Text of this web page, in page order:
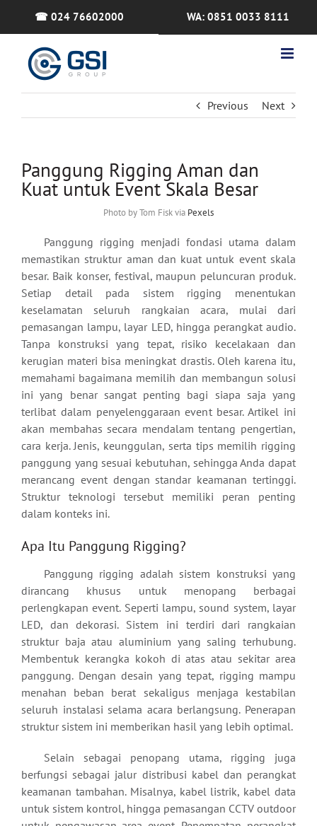
☎ 024 76602000 WA: 0851 0033 8111
Previous Next
Panggung Rigging Aman dan
Kuat untuk Event Skala Besar
Photo by Tom Fisk via Pexels
Panggung rigging menjadi fondasi utama dalam
memastikan struktur aman dan kuat untuk event skala
besar. Baik konser, festival, maupun peluncuran produk.
Setiap detail pada sistem rigging menentukan
keselamatan seluruh rangkaian acara, mulai dari
pemasangan lampu, layar LED, hingga perangkat audio.
Tanpa konstruksi yang tepat, risiko kecelakaan dan
kerugian materi bisa meningkat drastis. Oleh karena itu,
memahami bagaimana memilih dan membangun solusi
ini yang benar sangat penting bagi siapa saja yang
terlibat dalam penyelenggaraan event besar. Artikel ini
akan membahas secara mendalam tentang pengertian,
cara kerja. Jenis, keunggulan, serta tips memilih rigging
panggung yang sesuai kebutuhan, sehingga Anda dapat
merancang event dengan standar keamanan tertinggi.
Struktur teknologi tersebut memiliki peran penting
dalam konteks ini.
Apa Itu Panggung Rigging?
Panggung rigging adalah sistem konstruksi yang
dirancang khusus untuk menopang berbagai
perlengkapan event. Seperti lampu, sound system, layar
LED, dan dekorasi. Sistem ini terdiri dari rangkaian
struktur baja atau aluminium yang saling terhubung.
Membentuk kerangka kokoh di atas atau sekitar area
panggung. Dengan desain yang tepat, rigging mampu
menahan beban berat sekaligus menjaga kestabilan
seluruh instalasi selama acara berlangsung. Penerapan
struktur sistem ini memberikan hasil yang lebih optimal.
Selain sebagai penopang utama, rigging juga
berfungsi sebagai jalur distribusi kabel dan perangkat
keamanan tambahan. Misalnya, kabel listrik, kabel data
untuk sistem kontrol, hingga pemasangan CCTV outdoor